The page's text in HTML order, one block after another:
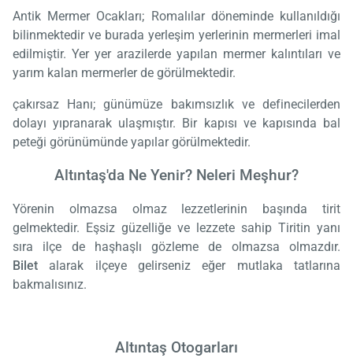
Antik Mermer Ocakları; Romalılar döneminde kullanıldığı
bilinmektedir ve burada yerleşim yerlerinin mermerleri imal
edilmiştir. Yer yer arazilerde yapılan mermer kalıntıları ve
yarım kalan mermerler de görülmektedir.
çakırsaz Hanı; günümüze bakımsızlık ve definecilerden
dolayı yıpranarak ulaşmıştır. Bir kapısı ve kapısında bal
peteği görünümünde yapılar görülmektedir.
Altıntaş'da Ne Yenir? Neleri Meşhur?
Yörenin olmazsa olmaz lezzetlerinin başında tirit
gelmektedir. Eşsiz güzelliğe ve lezzete sahip Tiritin yanı
sıra ilçe de haşhaşlı gözleme de olmazsa olmazdır.
Bilet alarak ilçeye gelirseniz eğer mutlaka tatlarına
bakmalısınız.
Altıntaş Otogarları